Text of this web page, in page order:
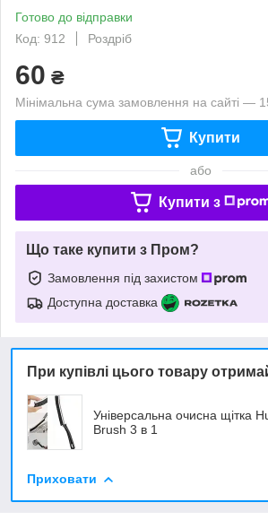
Готово до відправки
Код: 912
Роздріб
60 ₴
Мінімальна сума замовлення на сайті —
Купити
або
Купити з
Що таке купити з Пром?
Замовлення під захистом
Доступна доставка
При купівлі цього товару
Універсальна очисна щітка
Brush 3 в 1
Приховати